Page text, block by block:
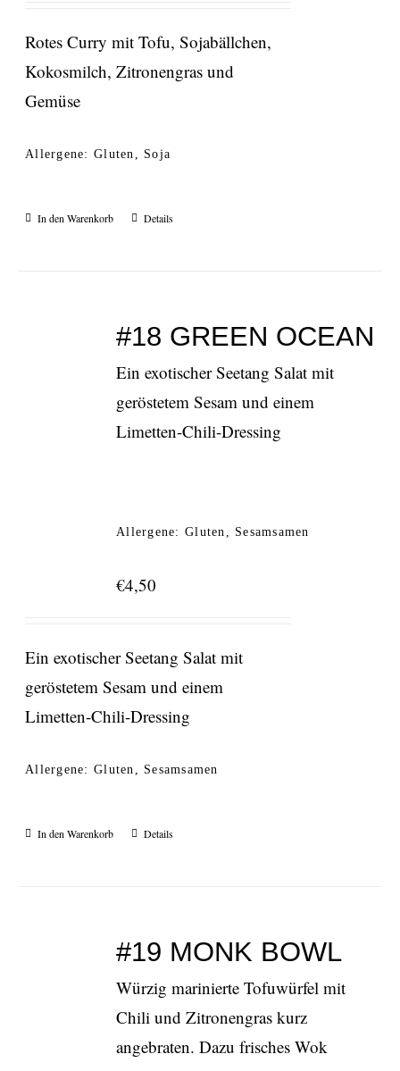
Rotes Curry mit Tofu, Sojabällchen,
Kokosmilch, Zitronengras und
Gemüse
Allergene: Gluten, Soja
In den Warenkorb Details
#18 GREEN OCEAN
Ein exotischer Seetang Salat mit
geröstetem Sesam und einem
Limetten-Chili-Dressing
Allergene: Gluten, Sesamsamen
€4,50
Ein exotischer Seetang Salat mit
geröstetem Sesam und einem
Limetten-Chili-Dressing
Allergene: Gluten, Sesamsamen
In den Warenkorb Details
#19 MONK BOWL
Würzig marinierte Tofuwürfel mit
Chili und Zitronengras kurz
angebraten. Dazu frisches Wok